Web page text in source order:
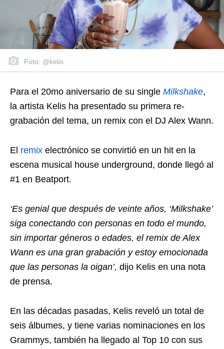
Foto: @kelis
Para el 20mo aniversario de su single Milkshake,
la artista Kelis ha presentado su primera re-
grabación del tema, un remix con el DJ Alex Wann.
El remix electrónico se convirtió en un hit en la
escena musical house underground, donde llegó al
#1 en Beatport.
‘Es genial que después de veinte años, ‘Milkshake’
siga conectando con personas en todo el mundo,
sin importar géneros o edades, el remix de Alex
Wann es una gran grabación y estoy emocionada
que las personas la oigan’, dijo Kelis en una nota
de prensa.
En las décadas pasadas, Kelis reveló un total de
seis álbumes, y tiene varias nominaciones en los
Grammys, también ha llegado al Top 10 con sus